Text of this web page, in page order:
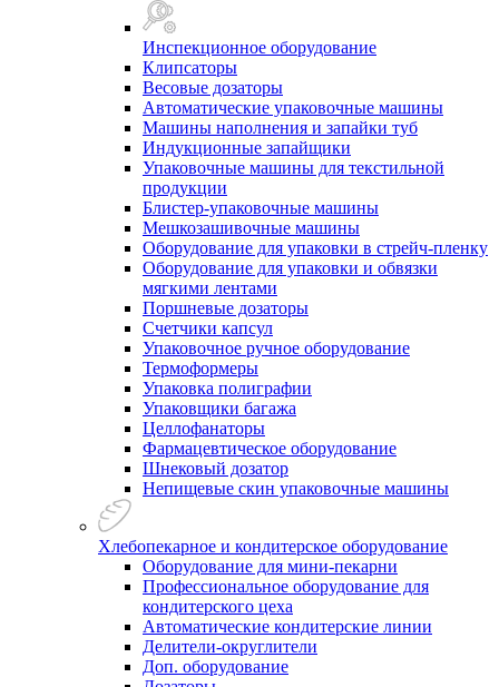
Инспекционное оборудование
Клипсаторы
Весовые дозаторы
Автоматические упаковочные машины
Машины наполнения и запайки туб
Индукционные запайщики
Упаковочные машины для текстильной
продукции
Блистер-упаковочные машины
Мешкозашивочные машины
Оборудование для упаковки в стрейч-пленку
Оборудование для упаковки и обвязки
мягкими лентами
Поршневые дозаторы
Счетчики капсул
Упаковочное ручное оборудование
Термоформеры
Упаковка полиграфии
Упаковщики багажа
Целлофанаторы
Фармацевтическое оборудование
Шнековый дозатор
Непищевые скин упаковочные машины
Хлебопекарное и кондитерское оборудование
Оборудование для мини-пекарни
Профессиональное оборудование для
кондитерского цеха
Автоматические кондитерские линии
Делители-округлители
Доп. оборудование